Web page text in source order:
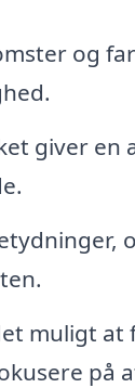
og
giver en
muligt